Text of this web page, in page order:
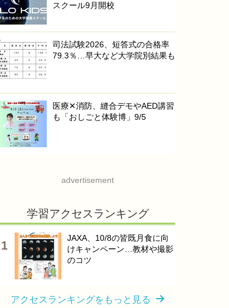
スクール9月開校
司法試験2026、短答式の合格率
79.3％…早大など大学院別結果も
医療✕消防、縫合デモやAED講習
も「おしごと体験博」9/5
advertisement
学習アクセスランキング
JAXA、10/8の皆既月食に向
けキャンペーン…教材や撮影
のコツ
アクセスランキングをもっと見る